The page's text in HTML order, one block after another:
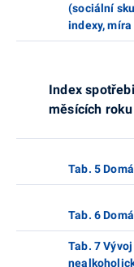
(sociální
indexy,
Index
měsících
Tab. 5
Tab. 6
Tab. 7